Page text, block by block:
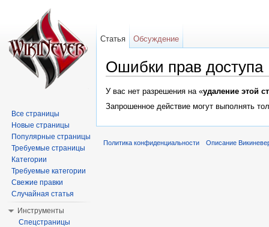
Ошибки прав доступа
У вас нет разрешения на «удаление этой
Запрошенное действие могут выполнять
Статья Обсуждение
Все страницы
Новые страницы
Популярные страницы
Требуемые страницы
Категории
Требуемые категории
Свежие правки
Случайная статья
Инструменты
Спецстраницы
Политика конфиденциальности Описание